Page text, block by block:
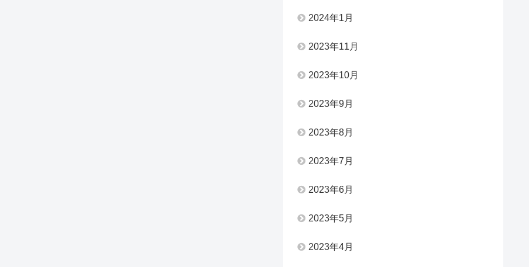
2024年1月
2023年11月
2023年10月
2023年9月
2023年8月
2023年7月
2023年6月
2023年5月
2023年4月